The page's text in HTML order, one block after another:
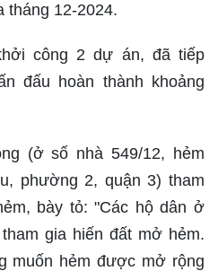
tháng 12-2024.
công 2 dự án, đã tiếp
đấu hoàn thành khoảng
(ở số nhà 549/12, hẻm
phường 2, quận 3) tham
bày tỏ: "Các hộ dân ở
gia hiến đất mở hẻm.
muốn hẻm được mở rộng